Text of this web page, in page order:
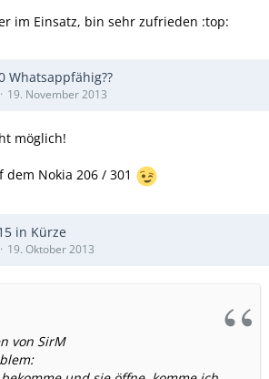
im Einsatz, bin sehr zufrieden :top:
Whatsappfähig??
19. November 2013
möglich!
Nokia 206 / 301
in Kürze
19. Oktober 2013
von SirM